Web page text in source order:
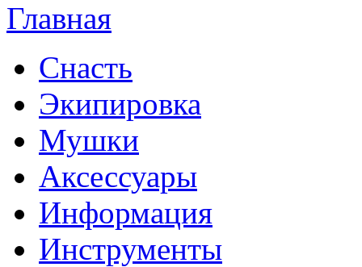
Главная
Снасть
Экипировка
Мушки
Аксессуары
Информация
Инструменты